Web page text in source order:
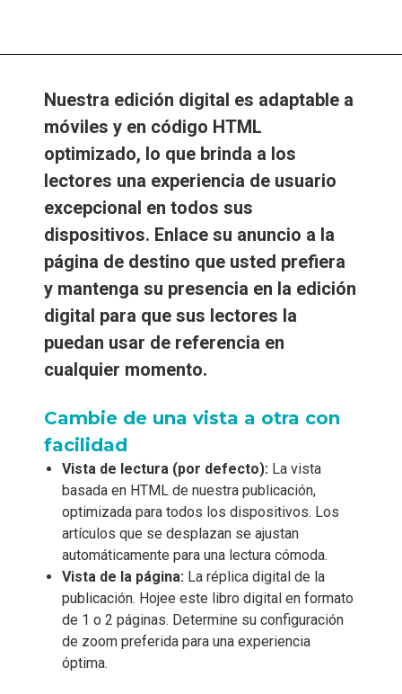
Nuestra edición digital es adaptable a
móviles y en código HTML
optimizado, lo que brinda a los
lectores una experiencia de usuario
excepcional en todos sus
dispositivos. Enlace su anuncio a la
página de destino que usted prefiera
y mantenga su presencia en la edición
digital para que sus lectores la
puedan usar de referencia en
cualquier momento.
Cambie de una vista a otra con
facilidad
Vista de lectura (por defecto):La vista
basada en HTML de nuestra publicación,
optimizada para todos los dispositivos. Los
artículos que se desplazan se ajustan
automáticamente para una lectura cómoda.
Vista de la página:La réplica digital de la
publicación. Hojee este libro digital en formato
de 1 o 2 páginas. Determine su configuración
de zoom preferida para una experiencia
óptima.